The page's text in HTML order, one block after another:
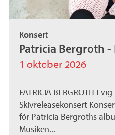
Konsert
Patricia Bergroth -
1 oktober 2026
PATRICIA BERGROTH
Skivreleasekonsert
för Patricia Bergroths
Musiken...